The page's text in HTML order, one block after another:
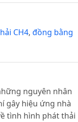
CH4, đồng bằng
nguyên nhân
gây hiệu ứng nhà
tình hình phát thải